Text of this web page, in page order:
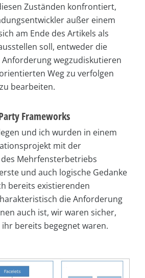
Zuständen konfrontiert,
außer einem
am Ende des Artikels als
soll, entweder die
Anforderung wegzudiskutieren
Weg zu verfolgen
bearbeiten.
Frameworks
und ich wurden in einem
mit der
Mehrfensterbetriebs
und auch logische Gedanke
bereits existierenden
die Anforderung
auch ist, wir waren sicher,
bereits begegnet waren.